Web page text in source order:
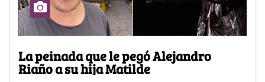
La peinada que le pegó Alejandro
Riaño a su hija Matilde